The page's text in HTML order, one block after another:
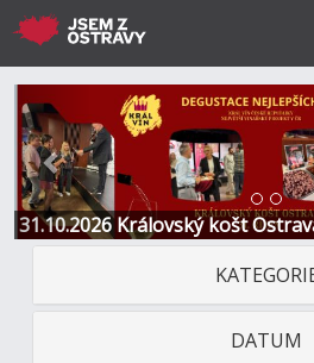
31.10.2026 Královský košt
Restaurace a Hotel
Předchozí
DATUM